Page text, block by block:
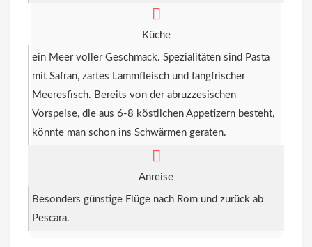
Küche
ein Meer voller Geschmack. Spezialitäten sind Pasta
mit Safran, zartes Lammfleisch und fangfrischer
Meeresfisch. Bereits von der abruzzesischen
Vorspeise, die aus 6-8 köstlichen Appetizern besteht,
könnte man schon ins Schwärmen geraten.
Anreise
Besonders günstige Flüge nach Rom und zurück ab
Pescara.